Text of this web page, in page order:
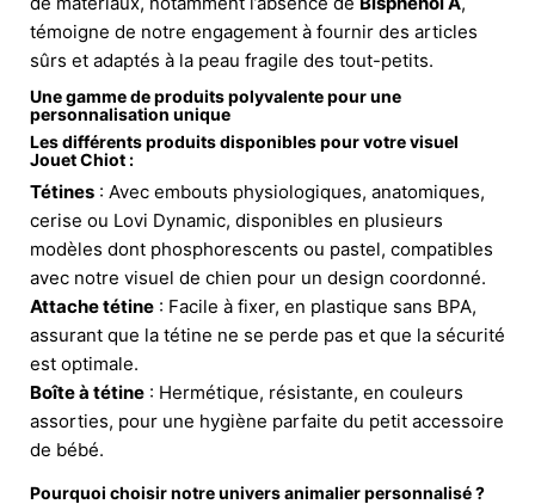
témoigne de notre engagement à fournir des articles
sûrs et adaptés à la peau fragile des tout-petits.
Une gamme de produits polyvalente pour une
personnalisation unique
Les différents produits disponibles pour votre visuel
Jouet Chiot :
Tétines : Avec embouts physiologiques, anatomiques,
cerise ou Lovi Dynamic, disponibles en plusieurs
modèles dont phosphorescents ou pastel, compatibles
avec notre visuel de chien pour un design coordonné.
Attache tétine : Facile à fixer, en plastique sans BPA,
assurant que la tétine ne se perde pas et que la sécurité
est optimale.
Boîte à tétine : Hermétique, résistante, en couleurs
assorties, pour une hygiène parfaite du petit accessoire
de bébé.
Pourquoi choisir notre univers animalier personnalisé ?